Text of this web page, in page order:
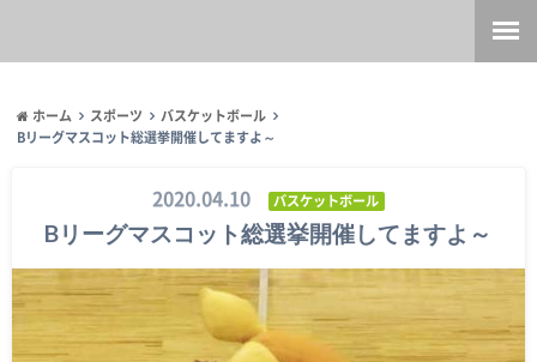
ホーム スポーツ
バスケットボール
Bリーグマスコット総選挙開催してますよ～
2020.04.10 バスケットボール
Bリーグマスコット総選挙開催してますよ～